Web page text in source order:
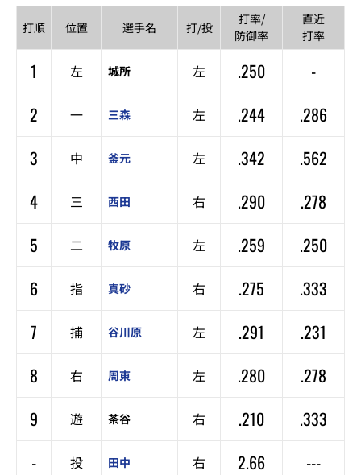
打順 位置 選手名 打/投
打率/
防御率
直近
打率
1 左 城所 左 .250
-
2
一 三森 左 .244
.286
3
中 釜元 左 .342
.562
4
三 西田 右 .290
.278
5
二 牧原 左 .259
.250
6
指 真砂 右 .275
.333
7
捕 谷川原 左 .291
.231
8
右 周東 左 .280
.278
9
遊 茶谷 右 .210
.333
-
投 田中 右 2.66 ---